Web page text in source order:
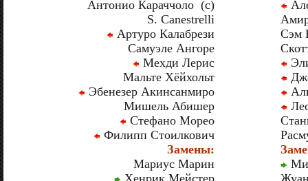
Антонио Караччоло (c)
S. Canestrelli
Артуро Калабрези
Самуэле Ангоре
Мехди Лерис
Мальте Хёйхольт
Эбенезер Акинсанмиро
Мишель Абишер
Стефано Морео
Филипп Стоилкович
Замены:
Мариус Марин
Хенрик Мейстер
Сэм